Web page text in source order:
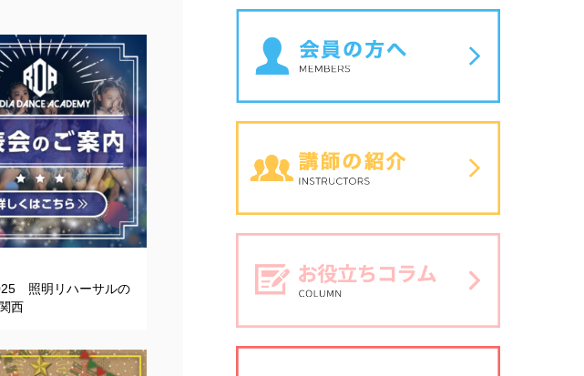
照明リハーサルの
西